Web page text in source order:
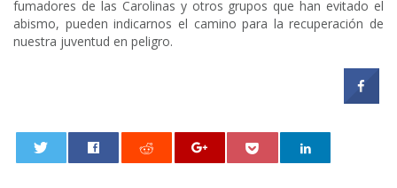
fumadores de las Carolinas y otros grupos que han evitado el
abismo, pueden indicarnos el camino para la recuperación de
nuestra juventud en peligro.